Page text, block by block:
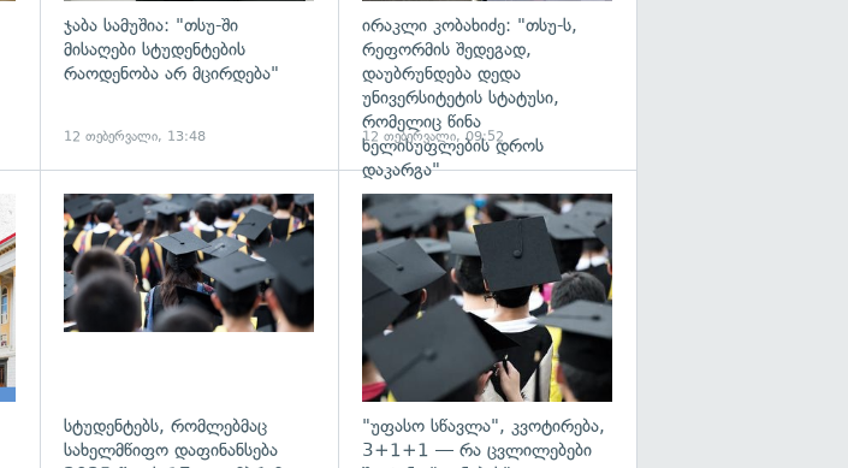
ჯაბა სამუშია: "თსუ-ში
მისაღები სტუდენტების
რაოდენობა არ მცირდება"
12 თებერვალი, 13:48
ირაკლი კობახიძე: "თსუ-ს,
რეფორმის შედეგად,
დაუბრუნდება დედა
უნივერსიტეტის სტატუსი,
რომელიც წინა
ხელისუფლების დროს
დაკარგა"
12 თებერვალი, 09:52
გადახედვა
სტუდენტებს, რომლებმაც
სახელმწიფო დაფინანსება
"უფასო სწავლა", კვოტირება,
3+1+1 — რა ცვლილებები